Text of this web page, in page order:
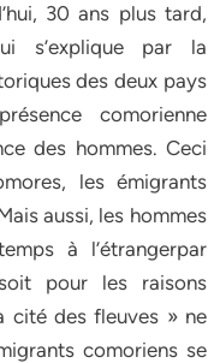
30 ans plus tard,
s’explique par la
des deux pays
comorienne
des hommes. Ceci
les émigrants
aussi, les hommes
à l’étrangerpar
pour les raisons
cité des fleuves » ne
comoriens se